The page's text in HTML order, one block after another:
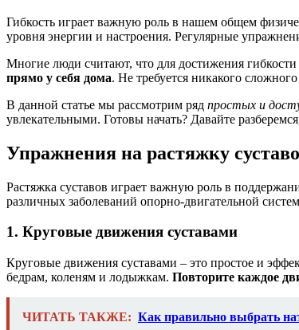
Гибкость играет важную роль в нашем общем
уровня энергии и настроения. Регулярные
Многие люди считают, что для достижения
прямо у себя дома. Не требуется никакого
В данной статье мы рассмотрим ряд простых и
увлекательными. Готовы начать? Давайте
Упражнения на растяжку
Растяжка суставов играет важную роль в
различных заболеваний опорно-двигательной
1. Круговые движения суставами
Круговые движения суставами – это простое и
бедрам, коленям и лодыжкам. Повторите каждое
ЧИТАТЬ ТАКЖЕ: Как правильно выбрать